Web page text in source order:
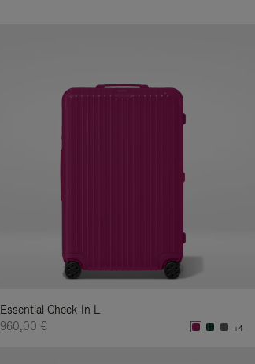
Essential Check-In L
960,00 €
+4